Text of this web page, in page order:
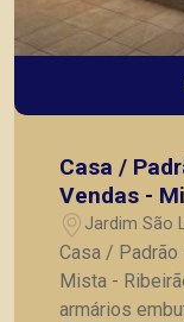
Casa /
Vendas -
Jardim São
Casa / Padrão -
Mista - Ribeirão Preto
armários